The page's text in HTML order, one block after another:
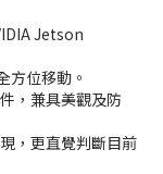
Jetson
方位移動。
，兼具美觀及防
，更直覺判斷目前